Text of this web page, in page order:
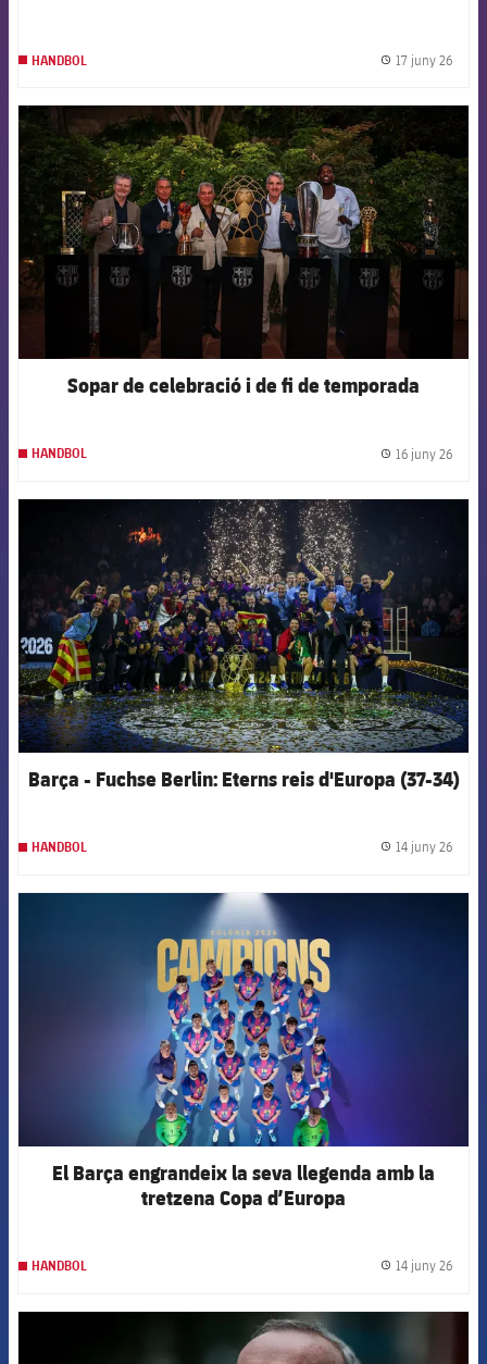
HANDBOL 17 juny 26
FCB Barcelona badge
Sopar de celebració i de fi de temporada
HANDBOL 16 juny 26
FCB Barcelona badge
Barça - Fuchse Berlin: Eterns reis d'Europa (37-34)
HANDBOL 14 juny 26
FCB Barcelona badge
El Barça engrandeix la seva llegenda amb la
tretzena Copa d’Europa
HANDBOL 14 juny 26
FCB Barcelona badge